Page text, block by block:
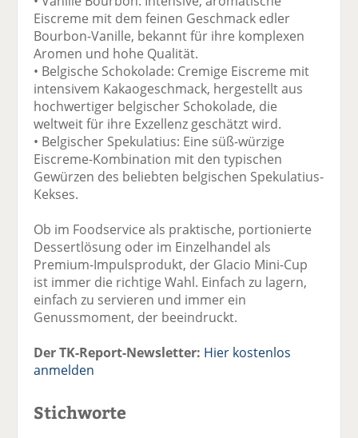
Eiscreme mit dem feinen Geschmack edler
Bourbon-Vanille, bekannt für ihre komplexen
Aromen und hohe Qualität.
• Belgische Schokolade: Cremige Eiscreme mit
intensivem Kakaogeschmack, hergestellt aus
hochwertiger belgischer Schokolade, die
weltweit für ihre Exzellenz geschätzt wird.
• Belgischer Spekulatius: Eine süß-würzige
Eiscreme-Kombination mit den typischen
Gewürzen des beliebten belgischen Spekulatius-
Kekses.
Ob im Foodservice als praktische, portionierte
Dessertlösung oder im Einzelhandel als
Premium-Impulsprodukt, der Glacio Mini-Cup
ist immer die richtige Wahl. Einfach zu lagern,
einfach zu servieren und immer ein
Genussmoment, der beeindruckt.
Der TK-Report-Newsletter: Hier kostenlos
anmelden
Stichworte